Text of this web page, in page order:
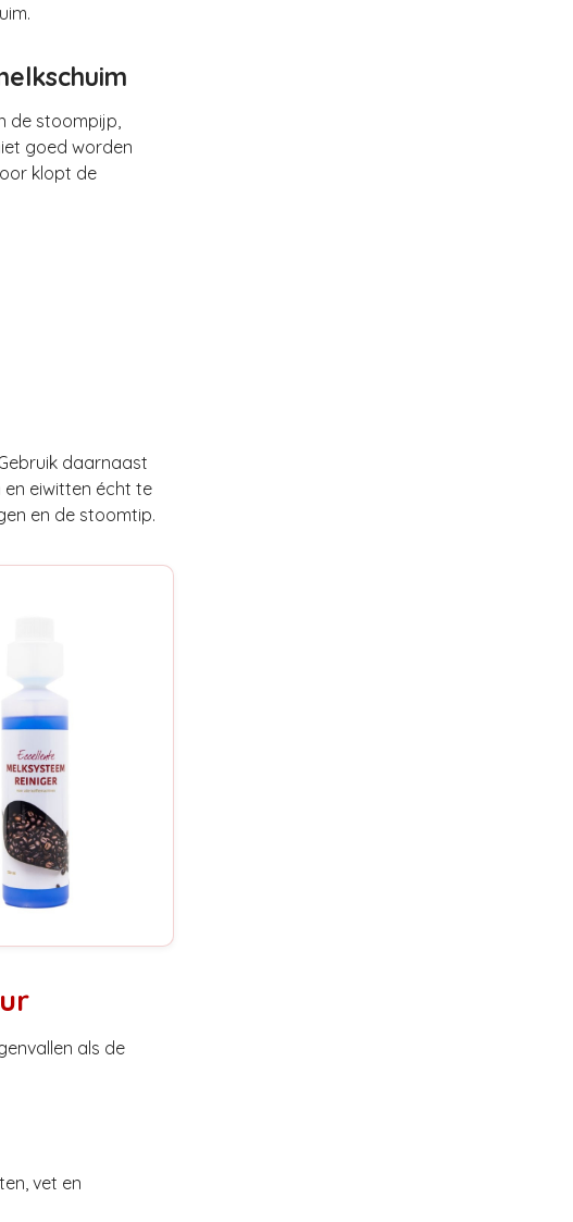
de stoompijp,
goed worden
klopt de
daarnaast
eiwitten écht te
en de stoomtip.
als de
vet en